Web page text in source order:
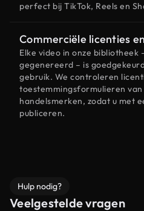
perfect bij TikTok, Reels en
Commerciële licenties
Elke video in onze bibliotheek
gegenereerd – is
gebruik. We controleren
toestemmingsformulieren van
handelsmerken, zodat u met
publiceren.
Hulp nodig?
Veelgestelde vragen